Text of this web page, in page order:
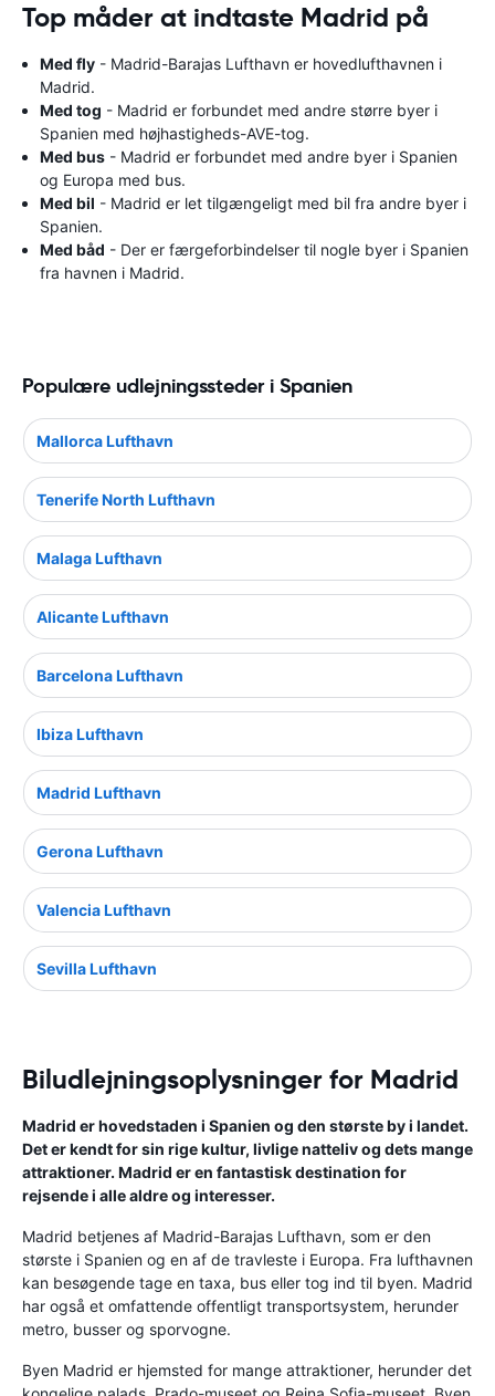
Top måder at indtaste Madrid på
Med fly - Madrid-Barajas Lufthavn er hovedlufthavnen i
Madrid.
Med tog - Madrid er forbundet med andre større byer i
Spanien med højhastigheds-AVE-tog.
Med bus - Madrid er forbundet med andre byer i Spanien
og Europa med bus.
Med bil - Madrid er let tilgængeligt med bil fra andre byer i
Spanien.
Med båd - Der er færgeforbindelser til nogle byer i Spanien
fra havnen i Madrid.
Populære udlejningssteder i Spanien
Mallorca Lufthavn
Tenerife North Lufthavn
Malaga Lufthavn
Alicante Lufthavn
Barcelona Lufthavn
Ibiza Lufthavn
Madrid Lufthavn
Gerona Lufthavn
Valencia Lufthavn
Sevilla Lufthavn
Biludlejningsoplysninger for Madrid
Madrid er hovedstaden i Spanien og den største by i landet.
Det er kendt for sin rige kultur, livlige natteliv og dets mange
attraktioner. Madrid er en fantastisk destination for
rejsende i alle aldre og interesser.
Madrid betjenes af Madrid-Barajas Lufthavn, som er den
største i Spanien og en af ​​de travleste i Europa. Fra lufthavnen
kan besøgende tage en taxa, bus eller tog ind til byen. Madrid
har også et omfattende offentligt transportsystem, herunder
metro, busser og sporvogne.
Byen Madrid er hjemsted for mange attraktioner, herunder det